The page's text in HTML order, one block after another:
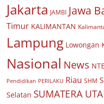
Jakarta JAMBI Jawa
Timur KALIMANTAN
Lampung Lowongan
Nasional News
Pendidikan PERILAKU Riau SHM
Selatan SUMATERA